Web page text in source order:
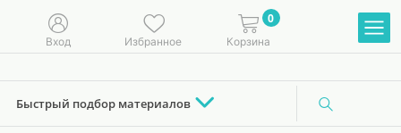
Вход Избранное
0
Корзина
Быстрый подбор материалов